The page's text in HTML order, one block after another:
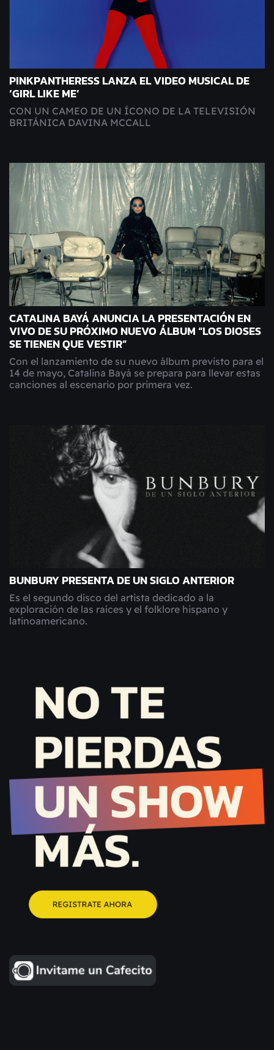
PINKPANTHERESS LANZA EL VIDEO MUSICAL DE
‘GIRL LIKE ME’
CON UN CAMEO DE UN ÍCONO DE LA TELEVISIÓN
BRITÁNICA DAVINA MCCALL
CATALINA BAYÁ ANUNCIA LA PRESENTACIÓN EN
VIVO DE SU PRÓXIMO NUEVO ÁLBUM “LOS DIOSES
SE TIENEN QUE VESTIR”
Con el lanzamiento de su nuevo álbum previsto para el
14 de mayo, Catalina Bayá se prepara para llevar estas
canciones al escenario por primera vez.
BUNBURY PRESENTA DE UN SIGLO ANTERIOR
Es el segundo disco del artista dedicado a la
exploración de las raíces y el folklore hispano y
latinoamericano.